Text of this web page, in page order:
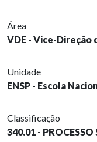
Área
VDE - Vice-Direção
Unidade
ENSP - Escola
Classificação
340.01 - PROCESSO